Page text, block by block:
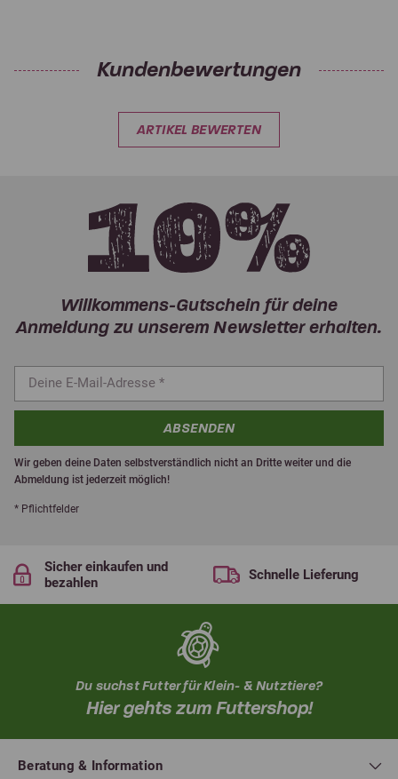
Kundenbewertungen
ARTIKEL BEWERTEN
Willkommens-Gutschein für deine
Anmeldung zu unserem Newsletter erhalten.
ABSENDEN
Wir geben deine Daten selbstverständlich nicht an Dritte weiter und die
Abmeldung ist jederzeit möglich!
* Pflichtfelder
Sicher einkaufen und
bezahlen
Schnelle Lieferung
Du suchst Futter für Klein- & Nutztiere?
Hier gehts zum Futtershop!
Beratung & Information